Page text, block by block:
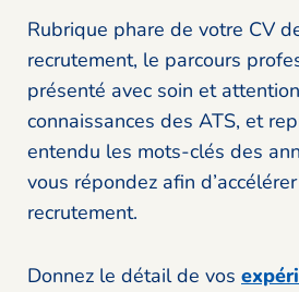
Rubrique phare de votre CV
recrutement, le parcours
présenté avec soin et
connaissances des ATS, et
entendu les mots-clés des
vous répondez afin
recrutement.
Donnez le détail de vos